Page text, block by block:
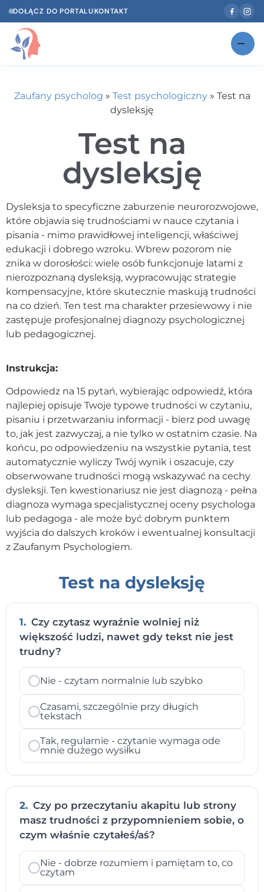
DOŁĄCZ DO PORTALUKONTAKT
Psycholog w Twoim języku
Diagnozy psychologiczne
Testy psychologiczne
Dawka wiedzy
Dla specjalistów
Kontakt
Dołącz do portalu
Zaufany psycholog » Test psychologiczny» Test na
dysleksję
Test na
dysleksję
Dysleksja to specyficzne zaburzenie neurorozwojowe,
które objawia się trudnościami w nauce czytania i
pisania - mimo prawidłowej inteligencji, właściwej
edukacji i dobrego wzroku. Wbrew pozorom nie
znika w dorosłości: wiele osób funkcjonuje latami z
nierozpoznaną dysleksją, wypracowując strategie
kompensacyjne, które skutecznie maskują trudności
na co dzień. Ten test ma charakter przesiewowy i nie
zastępuje profesjonalnej diagnozy psychologicznej
lub pedagogicznej.
Instrukcja:
Odpowiedz na 15 pytań, wybierając odpowiedź, która
najlepiej opisuje Twoje typowe trudności w czytaniu,
pisaniu i przetwarzaniu informacji - bierz pod uwagę
to, jak jest zazwyczaj, a nie tylko w ostatnim czasie. Na
końcu, po odpowiedzeniu na wszystkie pytania, test
automatycznie wyliczy Twój wynik i oszacuje, czy
obserwowane trudności mogą wskazywać na cechy
dysleksji. Ten kwestionariusz nie jest diagnozą - pełna
diagnoza wymaga specjalistycznej oceny psychologa
lub pedagoga - ale może być dobrym punktem
wyjścia do dalszych kroków i ewentualnej konsultacji
z Zaufanym Psychologiem.
Test na dysleksję
1. Czy czytasz wyraźnie wolniej niż
większość ludzi, nawet gdy tekst nie jest
trudny?
Nie - czytam normalnie lub szybko
Czasami, szczególnie przy długich
tekstach
Tak, regularnie - czytanie wymaga ode
mnie dużego wysiłku
2. Czy po przeczytaniu akapitu lub strony
masz trudności z przypomnieniem sobie, o
czym właśnie czytałeś/aś?
Nie - dobrze rozumiem i pamiętam to, co
czytam